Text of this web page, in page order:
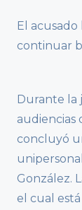
El acusado
continuar
Durante la
audiencias
concluyó
González.
el cual